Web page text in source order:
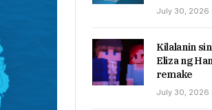
July 30, 2026
Kilalanin
Eliza ng
remake
July 30, 2026